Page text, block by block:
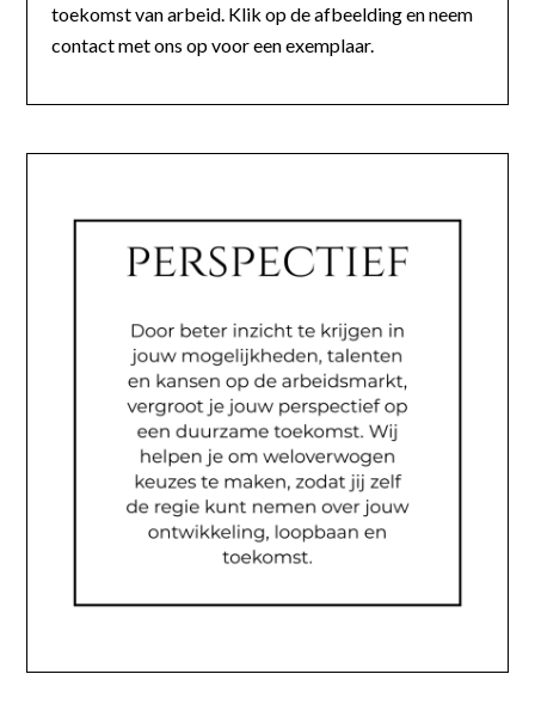
toekomst van arbeid. Klik op de afbeelding en neem
contact met ons op voor een exemplaar.